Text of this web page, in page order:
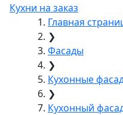
Кухни на заказ
Главная
❯
Фасады
❯
Кухонные
❯
Кухонный